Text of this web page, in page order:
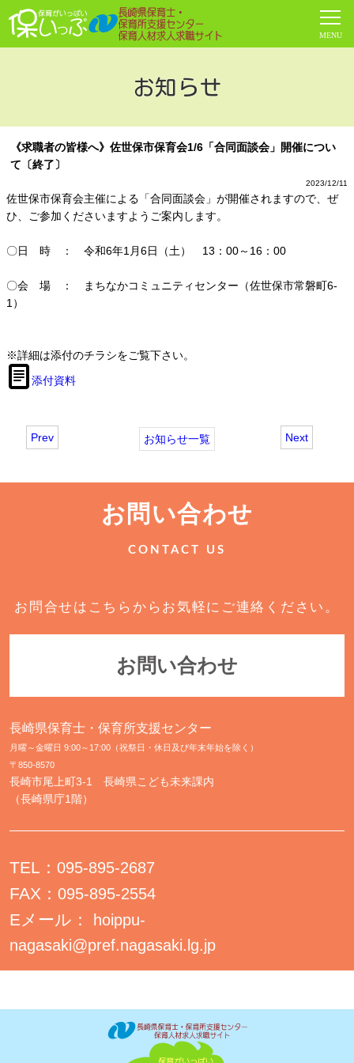
お知らせ
《求職者の皆様へ》佐世保市保育会1/6「合同面談会」開催につい
て〔終了〕
2023/12/11
佐世保市保育会主催による「合同面談会」が開催されますので、ぜ
ひ、ご参加くださいますようご案内します。
〇日 時 ： 令和6年1月6日（土） 13：00～16：00
〇会 場 ： まちなかコミュニティセンター（佐世保市常磐町6-
1）
※詳細は添付のチラシをご覧下さい。
添付資料
Prev Next
お知らせ一覧
お問い合わせ
CONTACT US
お問合せはこちらからお気軽にご連絡ください。
お問い合わせ
長崎県保育士・保育所支援センター
月曜～金曜日 9:00～17:00（祝祭日・休日及び年末年始を除く）
〒850-8570
長崎市尾上町3-1 長崎県こども未来課内
（長崎県庁1階）
TEL： 095-895-2687
FAX： 095-895-2554
Eメール：
hoippu-
nagasaki@pref.nagasaki.lg.jp